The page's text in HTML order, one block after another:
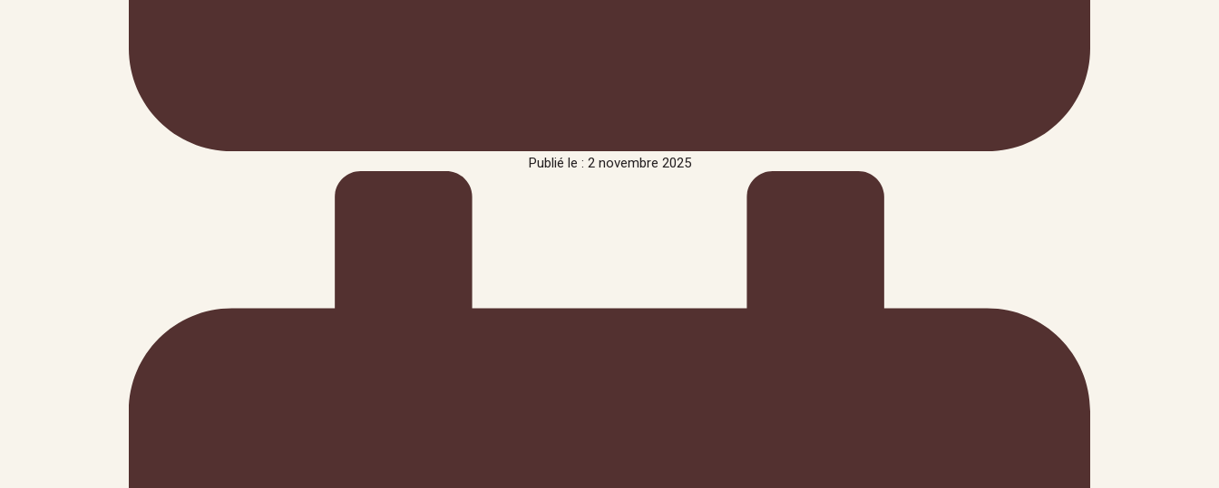
Publié le : 2 novembre 2025